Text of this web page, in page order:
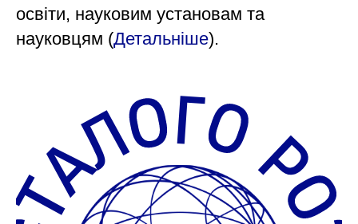
освіти, науковим установам та
науковцям (Детальніше).